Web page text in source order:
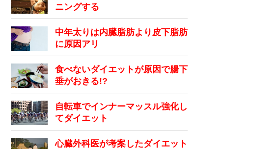
ニングする
中年太りは内臓脂肪より皮下脂肪
に原因アリ
食べないダイエットが原因で腸下
垂がおきる!?
自転車でインナーマッスル強化し
てダイエット
心臓外科医が考案したダイエット